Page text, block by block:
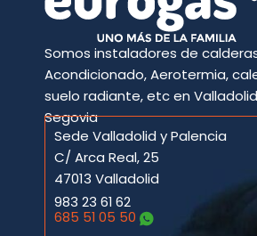
Somos instaladores de
Acondicionado, Aerotermia,
suelo radiante, etc en
Segovia
Sede Valladolid y Palencia
C/ Arca Real, 25
47013 Valladolid
983 23 61 62
685 51 05 50